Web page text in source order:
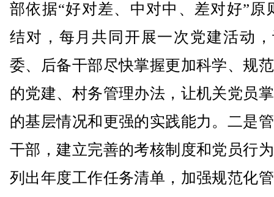
部依据“好对差、中对中、差对好”原
结对，每月共同开展一次党建活动
委、后备干部尽快掌握更加科学、规
的党建、村务管理办法，让机关党员
的基层情况和更强的实践能力。二是
干部，建立完善的考核制度和党员行
列出年度工作任务清单，加强规范化